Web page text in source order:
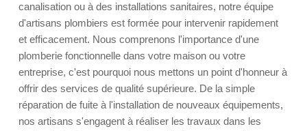
canalisation ou à des installations sanitaires, notre équipe
d'artisans plombiers est formée pour intervenir rapidement
et efficacement. Nous comprenons l'importance d'une
plomberie fonctionnelle dans votre maison ou votre
entreprise, c'est pourquoi nous mettons un point d'honneur à
offrir des services de qualité supérieure. De la simple
réparation de fuite à l'installation de nouveaux équipements,
nos artisans s'engagent à réaliser les travaux dans les